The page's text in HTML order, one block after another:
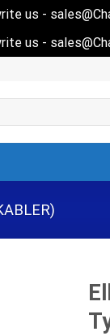
us -
us -